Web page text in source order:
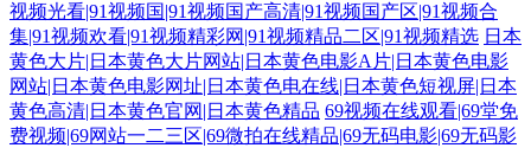
视频光看|91视频国|91视频国产高清|91视频国产区|91视频合
集|91视频欢看|91视频精彩网|91视频精品二区|91视频精选 日本
黄色大片|日本黄色大片网站|日本黄色电影A片|日本黄色电影
网站|日本黄色电影网址|日本黄色电在线|日本黄色短视屏|日本
黄色高清|日本黄色官网|日本黄色精品 69视频在线观看|69堂免
费视频|69网站一二三区|69微拍在线精品|69无码电影|69无码影